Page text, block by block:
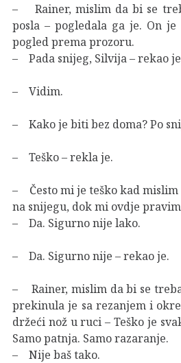
– Rainer, mislim da bi se
posla – pogledala ga je. On
pogled prema prozoru.
– Pada snijeg, Silvija – rekao
– Vidim.
– Kako je biti bez doma? Po
– Teško – rekla je.
– Često mi je teško kad
na snijegu, dok mi ovdje
– Da. Sigurno nije lako.
– Da. Sigurno nije – rekao je.
– Rainer, mislim da bi se
prekinula je sa rezanjem i
držeći nož u ruci – Teško je
Samo patnja. Samo razaranje.
– Nije baš tako.